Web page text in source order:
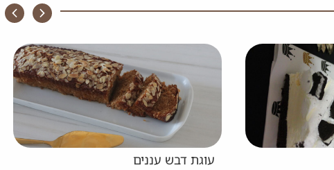
עוגת גבינה שוקולד וחלבה ללא